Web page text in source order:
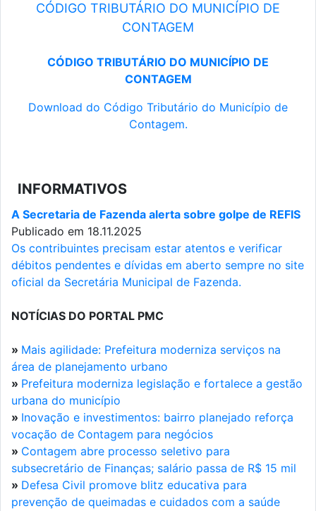
CÓDIGO TRIBUTÁRIO DO MUNICÍPIO DE
CONTAGEM
CÓDIGO TRIBUTÁRIO DO MUNICÍPIO DE
CONTAGEM
Download do Código Tributário do Município de
Contagem.
INFORMATIVOS
A Secretaria de Fazenda alerta sobre golpe de REFIS
Publicado em 18.11.2025
Os contribuintes precisam estar atentos e verificar
débitos pendentes e dívidas em aberto sempre no site
oficial da Secretária Municipal de Fazenda.
NOTÍCIAS DO PORTAL PMC
» Mais agilidade: Prefeitura moderniza serviços na
área de planejamento urbano
» Prefeitura moderniza legislação e fortalece a gestão
urbana do município
» Inovação e investimentos: bairro planejado reforça
vocação de Contagem para negócios
» Contagem abre processo seletivo para
subsecretário de Finanças; salário passa de R$ 15 mil
» Defesa Civil promove blitz educativa para
prevenção de queimadas e cuidados com a saúde